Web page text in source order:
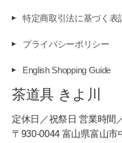
特定商取引法に基づく表
プライバシーポリシー
English Shopping Guide
茶道具 きよ川
定休日／祝祭日 営業時間
〒930-0044 富山県富山市